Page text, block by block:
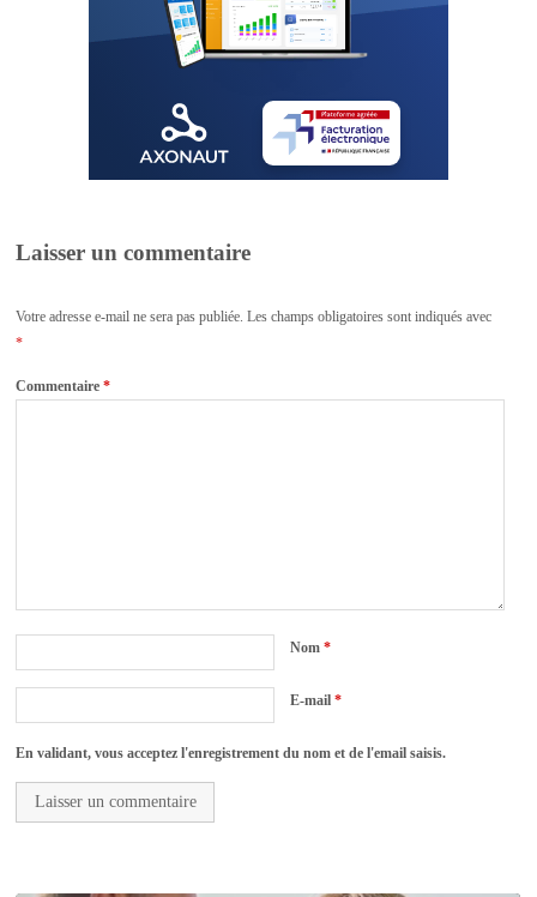
Laisser un commentaire
Votre adresse e-mail ne sera pas publiée. Les champs obligatoires sont indiqués avec
*
Commentaire*
Nom*
E-mail*
En validant, vous acceptez l'enregistrement du nom et de l'email saisis.